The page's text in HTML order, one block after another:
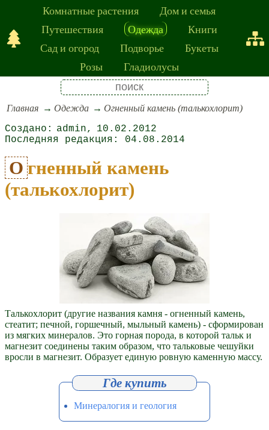
Комнатные растения
Дом и семья
Путешествия
Одежда
Книги
Сад и огород
Подворье
Букеты
Розы
Гладиолусы
Главная Одежда Огненный камень (талькохлорит)
admin
10.02.2012
04.08.2014
Огненный камень
(талькохлорит)
Талькохлорит (другие названия камня - огненный камень,
стеатит; печной, горшечный, мыльный камень) - сформирован
из мягких минералов. Это горная порода, в которой тальк и
магнезит соединены таким образом, что тальковые чешуйки
вросли в магнезит. Образует единую ровную каменную массу.
Минералогия и геология